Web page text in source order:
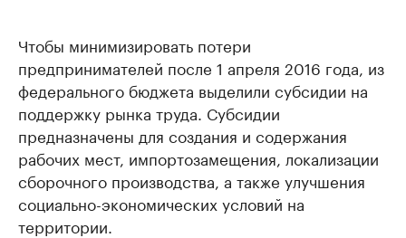
Чтобы минимизировать потери
предпринимателей после 1 апреля 2016 года, из
федерального бюджета выделили субсидии на
поддержку рынка труда. Субсидии
предназначены для создания и содержания
рабочих мест, импортозамещения, локализации
сборочного производства, а также улучшения
социально-экономических условий на
территории.